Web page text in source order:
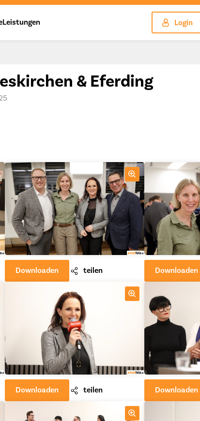
Leistungen Login
& Eferding
Downloaden teilen Downloaden
Downloaden teilen Downloaden